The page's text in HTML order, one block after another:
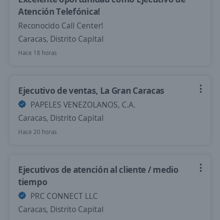
Atención Telefónica!
Reconocido Call Center!
Caracas, Distrito Capital
Hace 18 horas
Ejecutivo de ventas, La Gran Caracas
PAPELES VENEZOLANOS, C.A.
Caracas, Distrito Capital
Hace 20 horas
Ejecutivos de atención al cliente / medio
tiempo
PRC CONNECT LLC
Caracas, Distrito Capital